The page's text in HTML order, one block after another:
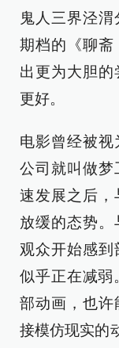
鬼人三界泾
期档的《聊斋
出更为大胆的
更好。
电影曾经被视
公司就叫做梦
速发展之后，
放缓的态势。
观众开始感
似乎正在减弱
部动画，也许
接模仿现实的